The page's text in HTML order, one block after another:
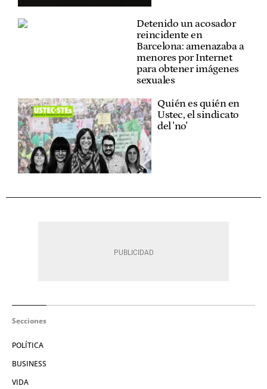
Detenido un acosador
reincidente en
Barcelona: amenazaba a
menores por Internet
para obtener imágenes
sexuales
Quién es quién en
Ustec, el sindicato
del 'no'
Secciones
POLÍTICA
BUSINESS
VIDA